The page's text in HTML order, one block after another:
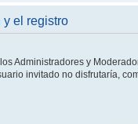
y el registro
Administradores y
invitado no disfrutaría,